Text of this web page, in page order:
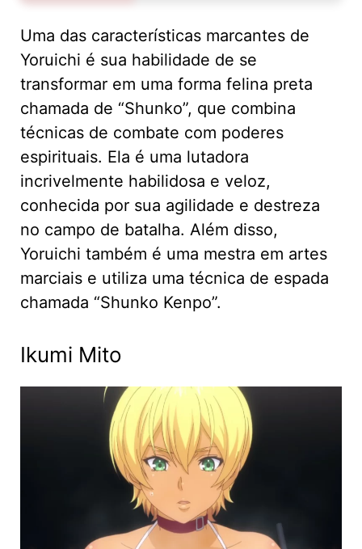
Uma das características marcantes de
Yoruichi é sua habilidade de se
transformar em uma forma felina preta
chamada de “Shunko”, que combina
técnicas de combate com poderes
espirituais. Ela é uma lutadora
incrivelmente habilidosa e veloz,
conhecida por sua agilidade e destreza
no campo de batalha. Além disso,
Yoruichi também é uma mestra em artes
marciais e utiliza uma técnica de espada
chamada “Shunko Kenpo”.
Ikumi Mito